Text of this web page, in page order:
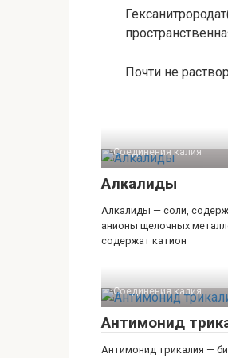
Почти не
Соединения калия‎
Алкалиды
Алкалиды — соли,
анионы щелочных
содержат катион
Соединения калия‎
Антимонид
Антимонид трикалия —